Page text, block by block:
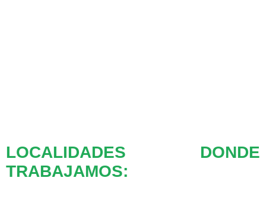
LOCALIDADES DONDE
TRABAJAMOS: